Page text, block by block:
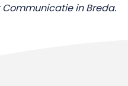
in Breda.